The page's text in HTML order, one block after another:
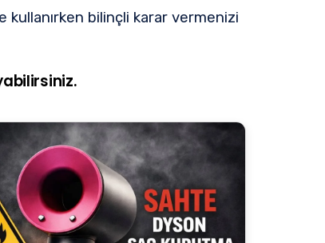
kullanırken bilinçli karar vermenizi